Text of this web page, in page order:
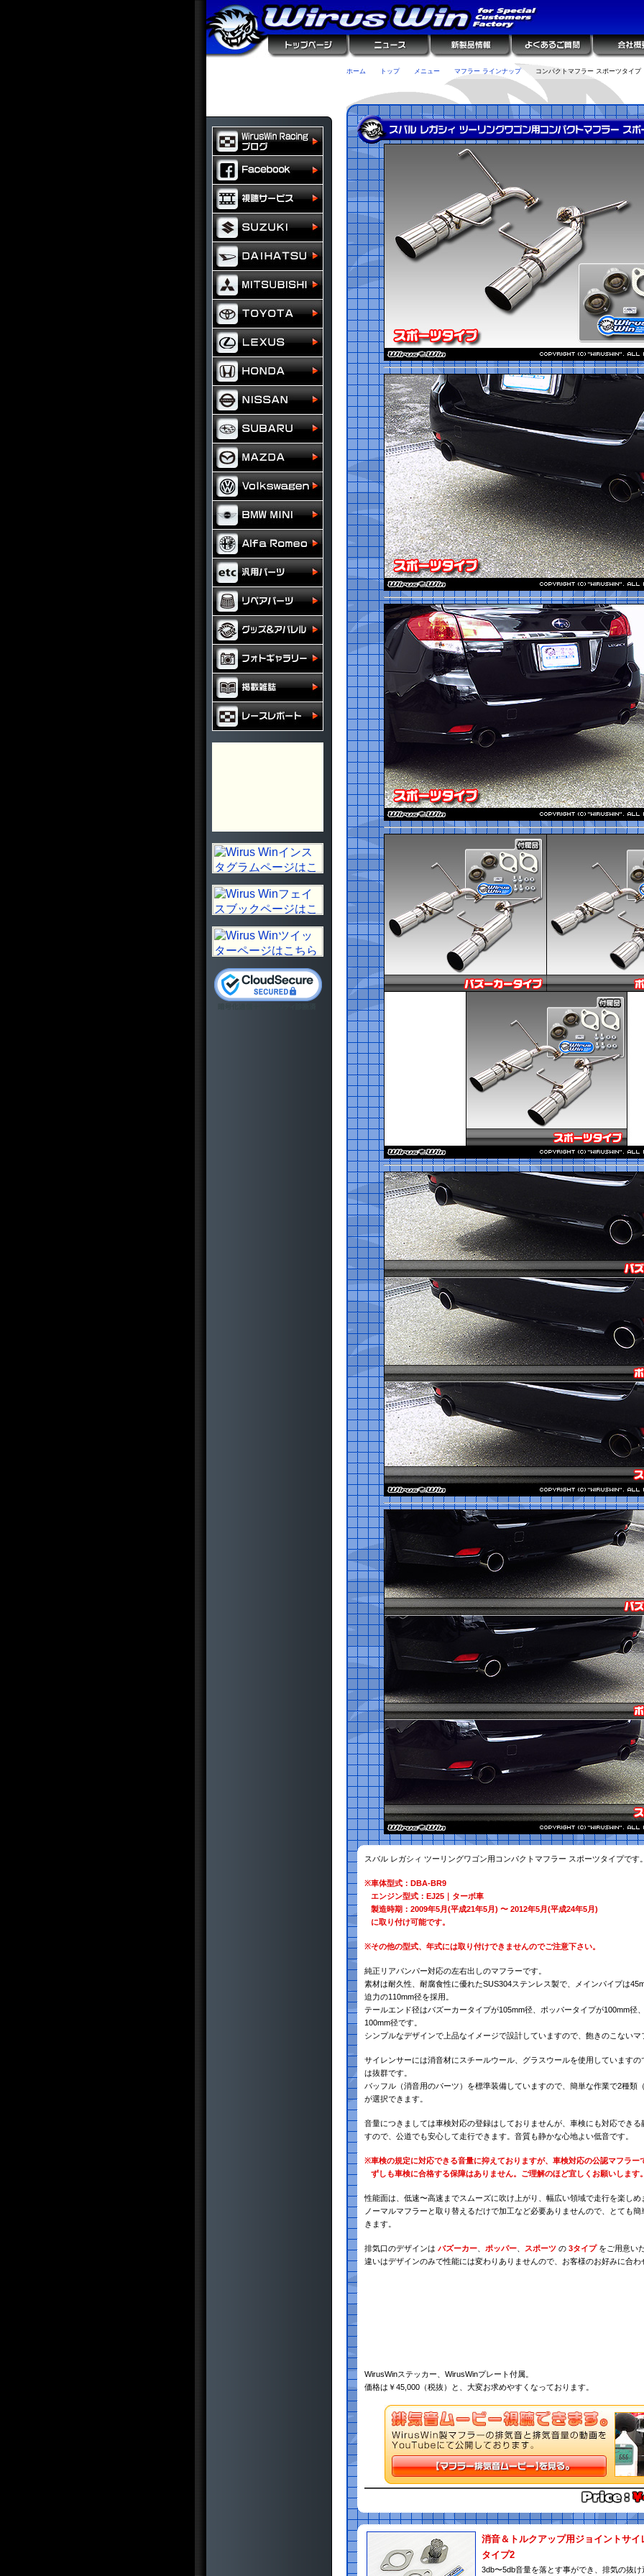
ホーム トップ メニュー マフラー ラインナップ コンパクトマフラー スポーツタイプ
スバル レガシィ ツーリングワゴン用コンパクトマフラー スポーツタイプです
※車体型式：DBA-BR9
エンジン型式：EJ25｜ターボ車
製造時期：2009年5月(平成21年5月) 〜 2012年5月(平成24年5月)
に取り付け可能です。
※その他の型式、年式には取り付けできませんのでご注意下さい。
純正リアバンパー対応の左右出しのマフラーです。
素材は耐久性、耐腐食性に優れたSUS304ステンレス製で、メインパイプは
迫力の110mm径を採用。
テールエンド径はバズーカータイプが105mm径、ポッパータイプが100mm径
100mm径です。
シンプルなデザインで上品なイメージで設計していますので、飽きのこないマ
サイレンサーには消音材にスチールウール、グラスウールを使用しています
は抜群です。
バッフル（消音用のパーツ）を標準装備していますので、簡単な作業で2種類
が選択できます。
音量につきましては車検対応の登録はしておりませんが、車検にも対応でき
すので、公道でも安心して走行できます。音質も静かな心地よい低音です。
※車検の規定に対応できる音量に抑えておりますが、車検対応の公認マフラー
ずしも車検に合格する保障はありません。ご理解のほど宜しくお願いします
性能面は、低速〜高速までスムーズに吹け上がり、幅広い領域で走行を楽しめ
ノーマルマフラーと取り替えるだけで加工など必要ありませんので、とても
きます。
排気口のデザインは バズーカー ポッパー スポーツ の 3タイプをご用意い
違いはデザインのみで性能には変わりありませんので、お客様のお好みに合
WirusWinステッカー、WirusWinプレート付属。
価格は￥45,000（税抜）と、大変お求めやすくなっております。
消音＆トルクアップ用ジョイントサイ
タイプ2
3db〜5db音量を落とす事ができ、排気の抜